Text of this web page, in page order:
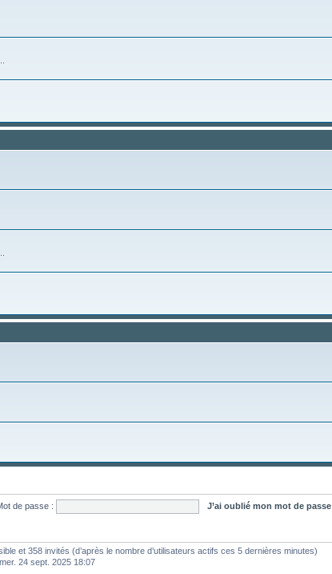
de passe : J’ai oublié mon mot de passe
et 358 invités (d’après le nombre d’utilisateurs actifs ces 5 dernières minutes)
mer. 24 sept. 2025 18:07